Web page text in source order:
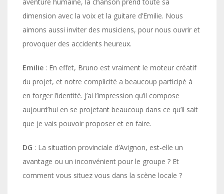
aventure humaine, la chanson prend toute sa
dimension avec la voix et la guitare d’Emilie. Nous
aimons aussi inviter des musiciens, pour nous ouvrir et
provoquer des accidents heureux.
Emilie : En effet, Bruno est vraiment le moteur créatif
du projet, et notre complicité a beaucoup participé à
en forger l’identité. J’ai l’impression qu’il compose
aujourd’hui en se projetant beaucoup dans ce qu’il sait
que je vais pouvoir proposer et en faire.
DG : La situation provinciale d’Avignon, est-elle un
avantage ou un inconvénient pour le groupe ? Et
comment vous situez vous dans la scène locale ?